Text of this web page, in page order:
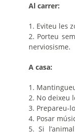
Al carrer:
1. Eviteu les
2. Porteu
nerviosisme.
A casa:
1.
2. No deixeu
3. Prepareu-
4. Posar
5.Si